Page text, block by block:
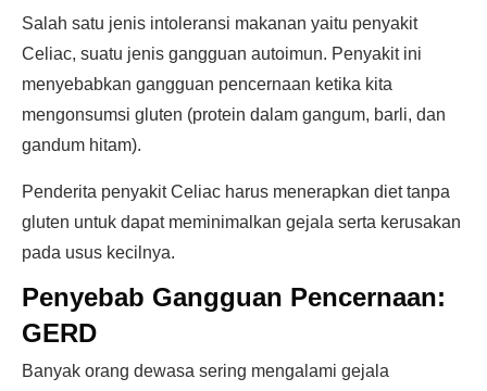
Salah satu jenis intoleransi makanan yaitu penyakit
Celiac, suatu jenis gangguan autoimun. Penyakit ini
menyebabkan gangguan pencernaan ketika kita
mengonsumsi gluten (protein dalam gangum, barli, dan
gandum hitam).
Penderita penyakit Celiac harus menerapkan diet tanpa
gluten untuk dapat meminimalkan gejala serta kerusakan
pada usus kecilnya.
Penyebab Gangguan Pencernaan:
GERD
Banyak orang dewasa sering mengalami gejala